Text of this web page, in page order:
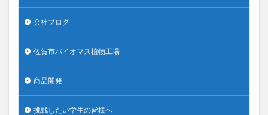
会社ブログ
佐賀市バイオマス植物工場
商品開発
挑戦したい学生の皆様へ